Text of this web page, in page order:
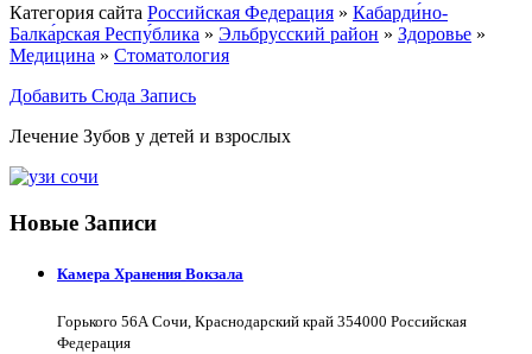
Категория сайта Российская Федерация » Кабарди́но-
Балка́рская Респу́блика » Эльбрусский район » Здоровье »
Медицина » Стоматология
Добавить Сюда Запись
Лечение Зубов у детей и взрослых
Новые Записи
Камера Хранения Вокзала
Горького 56А Сочи, Краснодарский край 354000 Российская
Федерация